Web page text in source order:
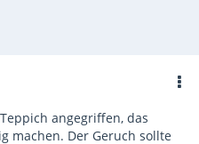
angegriffen, das
machen. Der Geruch sollte